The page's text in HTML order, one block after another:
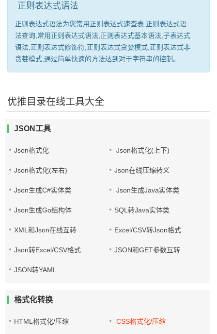
正则表达式语法
正则表达式语法为您常用正则表达式速查表,正则表达式语
法查询,常用正则表达式语法,正则表达式基本语法,子表达式
语法,正则表达式修饰符,正则表达式贪婪模式,正则表达式非
贪婪模式,通过简单快速的方法达到对于字符串的控制。
优推目录在线工具大全
JSON工具
Json格式化 Json格式化(上下)
Json格式化(左右) Json在线压缩转义
Json生成C#实体类 Json生成Java实体类
Json生成Go结构体 SQL转Java实体类
XML和Json在线互转 Excel/CSV转Json格式
Json转Excel/CSV格式 JSON和GET参数互转
JSON转YAML
格式化转换
HTML格式化/压缩 CSS格式化/压缩